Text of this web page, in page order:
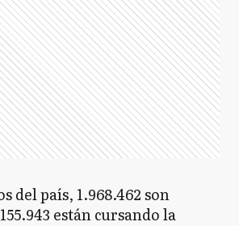
del país, 1.968.462 son
están cursando la